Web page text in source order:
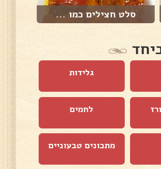
סלט חצילים כמו ...
גלידות
לחמים
מתכונים טבעוניים